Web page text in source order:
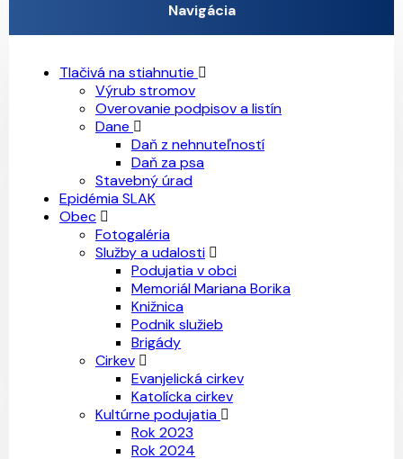
Navigácia
Tlačivá na stiahnutie
Výrub stromov
Overovanie podpisov a listín
Dane
Daň z nehnuteľností
Daň za psa
Stavebný úrad
Epidémia SLAK
Obec
Fotogaléria
Služby a udalosti
Podujatia v obci
Memoriál Mariana Borika
Knižnica
Podnik služieb
Brigády
Cirkev
Evanjelická cirkev
Katolícka cirkev
Kultúrne podujatia
Rok 2023
Rok 2024